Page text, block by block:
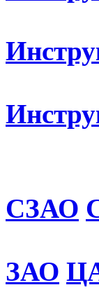
СЗАО
ЗАО